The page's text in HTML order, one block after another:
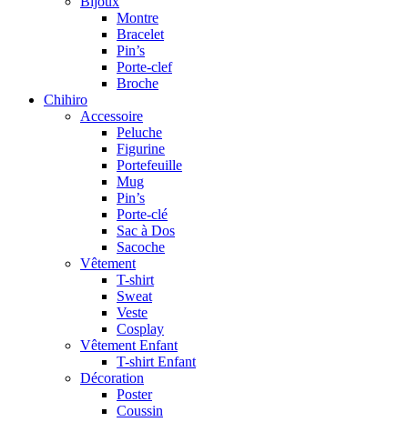
Montre
Bracelet
Pin’s
Porte-clef
Broche
Chihiro
Accessoire
Peluche
Figurine
Portefeuille
Mug
Pin’s
Porte-clé
Sac à Dos
Sacoche
Vêtement
T-shirt
Sweat
Veste
Cosplay
Vêtement Enfant
T-shirt Enfant
Décoration
Poster
Coussin